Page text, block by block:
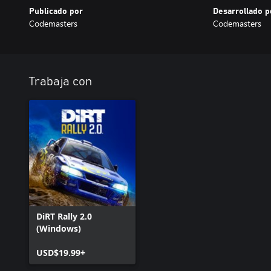
Publicado por
Codemasters
Desarrollado
Codemasters
Trabaja con
DiRT Rally 2.0
(Windows)
USD$19.99+